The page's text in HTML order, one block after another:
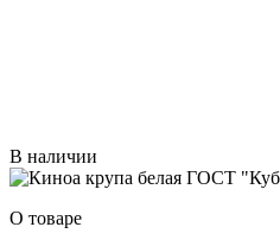
В наличии
О товаре